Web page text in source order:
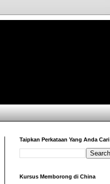
Taipkan Perkataan Yang Anda Cari
Kursus Memborong di China